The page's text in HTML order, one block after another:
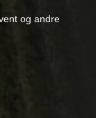
og andre